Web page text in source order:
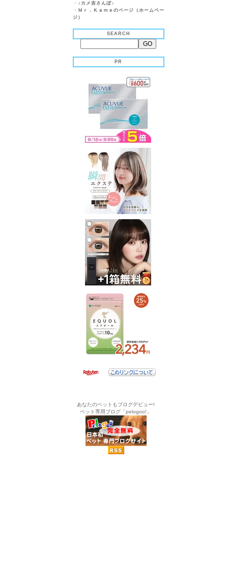
・ ♪カメ吉さんぼ♪
・ Ｍｒ．Ｋａｍｅのページ（ホームペー
ジ）
SEARCH
PR
あなたのペットもブログデビュー!
ペット専用ブログ「pelogoo!」